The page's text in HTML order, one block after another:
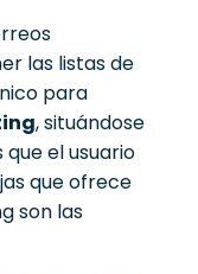
las listas de
para
, situándose
el usuario
que ofrece
son las